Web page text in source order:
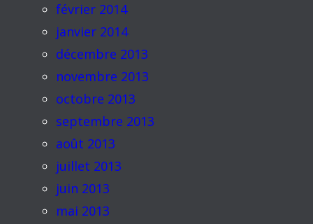
février 2014
janvier 2014
décembre 2013
novembre 2013
octobre 2013
septembre 2013
août 2013
juillet 2013
juin 2013
mai 2013